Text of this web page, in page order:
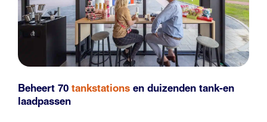
Beheert 70 tankstations en duizenden tank-en
laadpassen